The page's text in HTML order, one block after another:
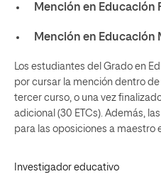
Mención en Educación
Mención en Educación
Los estudiantes del Grado en
por cursar la mención dentro
tercer curso, o una vez
adicional (30 ETCs). Además,
para las oposiciones a maestro
Investigador educativo